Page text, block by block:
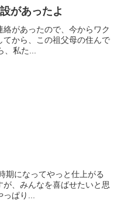
があったよ
があったので、今からワク
から、この祖父母の住んで
私た...
期になってやっと仕上がる
、みんなを喜ばせたいと思
ぱり...